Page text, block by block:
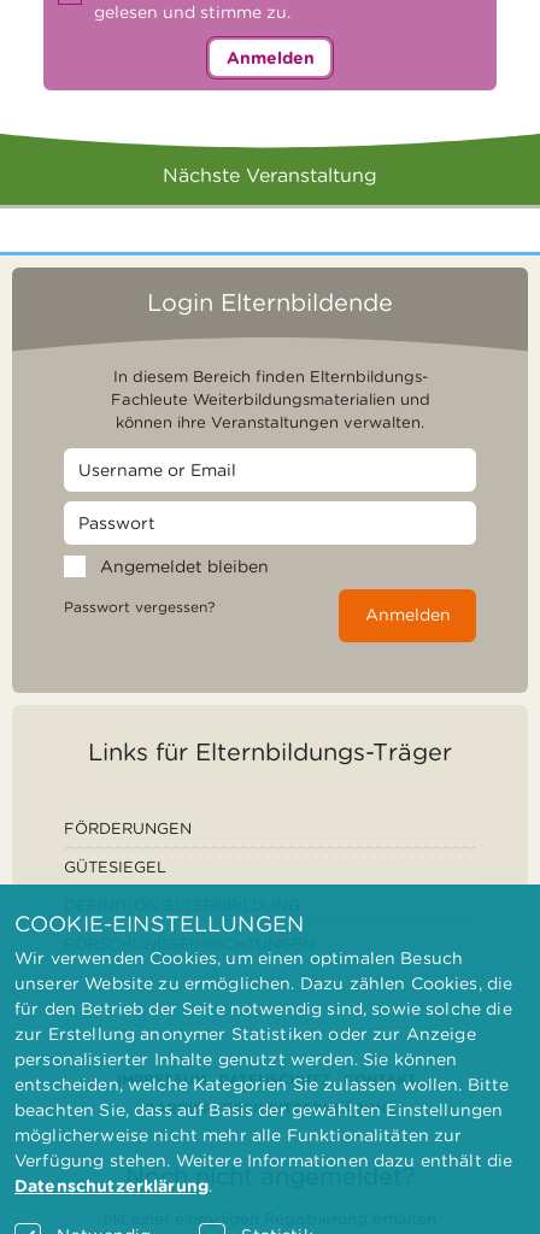
gelesen und stimme zu.
Anmelden
Nächste Veranstaltung
Login Elternbildende
In diesem Bereich finden Elternbildungs-
Fachleute Weiterbildungsmaterialien und
können ihre Veranstaltungen verwalten.
Angemeldet bleiben
Passwort vergessen? Anmelden
Links für Elternbildungs-Träger
FÖRDERUNGEN
GÜTESIEGEL
IMPRESSUM DATENSCHUTZ
KONTAKT
BARRIEREFREIHEITSERKLÄRUNG
Noch nicht angemeldet?
COOKIE-EINSTELLUNGEN
Wir verwenden Cookies, um einen optimalen Besuch
unserer Website zu ermöglichen. Dazu zählen Cookies, die
für den Betrieb der Seite notwendig sind, sowie solche die
zur Erstellung anonymer Statistiken oder zur Anzeige
personalisierter Inhalte genutzt werden. Sie können
entscheiden, welche Kategorien Sie zulassen wollen. Bitte
beachten Sie, dass auf Basis der gewählten Einstellungen
möglicherweise nicht mehr alle Funktionalitäten zur
Verfügung stehen. Weitere Informationen dazu enthält die
Datenschutzerklärung.